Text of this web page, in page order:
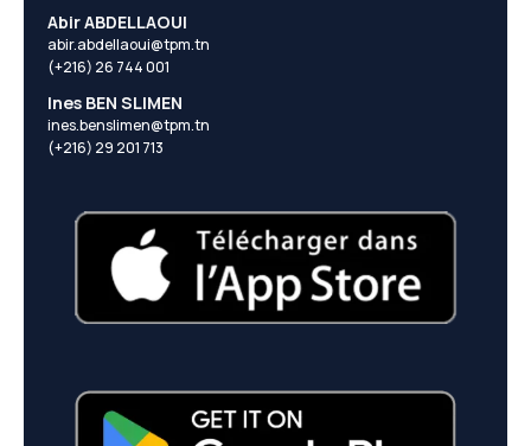
Abir ABDELLAOUI
abir.abdellaoui@tpm.tn
(+216) 26 744 001
Ines BEN SLIMEN
ines.benslimen@tpm.tn
(+216) 29 201 713